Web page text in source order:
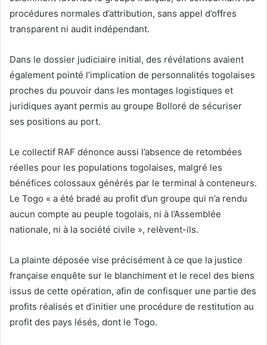
procédures normales d’attribution, sans appel d’offres
transparent ni audit indépendant.
Dans le dossier judiciaire initial, des révélations avaient
également pointé l’implication de personnalités togolaises
proches du pouvoir dans les montages logistiques et
juridiques ayant permis au groupe Bolloré de sécuriser
ses positions au port.
Le collectif RAF dénonce aussi l’absence de retombées
réelles pour les populations togolaises, malgré les
bénéfices colossaux générés par le terminal à conteneurs.
Le Togo « a été bradé au profit d’un groupe qui n’a rendu
aucun compte au peuple togolais, ni à l’Assemblée
nationale, ni à la société civile », relèvent-ils.
La plainte déposée vise précisément à ce que la justice
française enquête sur le blanchiment et le recel des biens
issus de cette opération, afin de confisquer une partie des
profits réalisés et d’initier une procédure de restitution au
profit des pays lésés, dont le Togo.